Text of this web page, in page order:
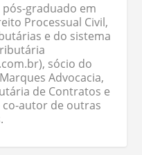
graduado em
Processual Civil,
e do sistema
sócio do
Advocacia,
de Contratos e
co-autor de outras